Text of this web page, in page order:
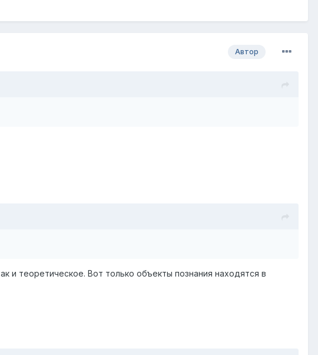
Автор
и теоретическое. Вот только объекты познания находятся в